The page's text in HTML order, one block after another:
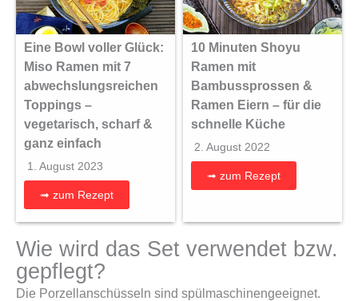
Eine Bowl voller Glück:
Miso Ramen mit 7
abwechslungsreichen
Toppings –
vegetarisch, scharf &
ganz einfach
1. August 2023
➟ zum Rezept
10 Minuten Shoyu
Ramen mit
Bambussprossen &
Ramen Eiern – für die
schnelle Küche
2. August 2022
➟ zum Rezept
Wie wird das Set verwendet bzw.
gepflegt?
Die Porzellanschüsseln sind spülmaschinengeeignet.